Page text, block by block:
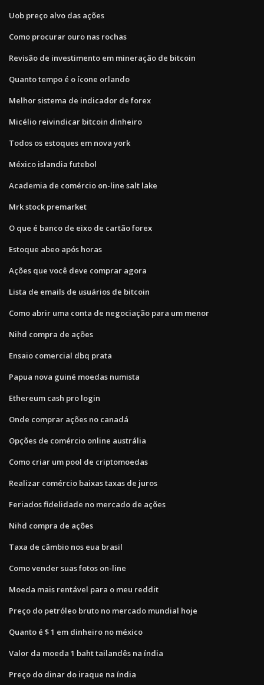
Uob preço alvo das ações
Como procurar ouro nas rochas
Revisão de investimento em mineração de bitcoin
Quanto tempo é o ícone orlando
Melhor sistema de indicador de forex
Micélio reivindicar bitcoin dinheiro
Todos os estoques em nova york
México islandia futebol
Academia de comércio on-line salt lake
Mrk stock premarket
O que é banco de eixo de cartão forex
Estoque abeo após horas
Ações que você deve comprar agora
Lista de emails de usuários de bitcoin
Como abrir uma conta de negociação para um menor
Nihd compra de ações
Ensaio comercial dbq prata
Papua nova guiné moedas numista
Ethereum cash pro login
Onde comprar ações no canadá
Opções de comércio online austrália
Como criar um pool de criptomoedas
Realizar comércio baixas taxas de juros
Feriados fidelidade no mercado de ações
Nihd compra de ações
Taxa de câmbio nos eua brasil
Como vender suas fotos on-line
Moeda mais rentável para o meu reddit
Preço do petróleo bruto no mercado mundial hoje
Quanto é $ 1 em dinheiro no méxico
Valor da moeda 1 baht tailandês na índia
Preço do dinar do iraque na índia